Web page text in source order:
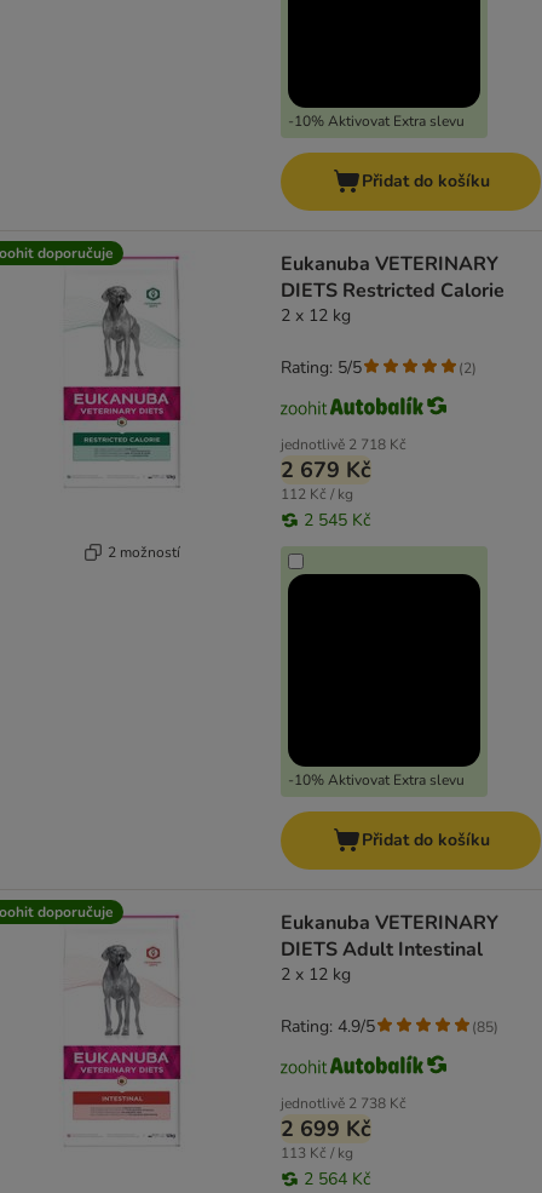
-10% Aktivovat Extra slevu
Přidat do košíku
doporučuje
2 možností
Eukanuba VETERINARY
DIETS Restricted Calorie
2 x 12 kg
jednotlivě 2 718 Kč
2 679 Kč
112 Kč / kg
2 545 Kč
-10% Aktivovat Extra slevu
Rating: 5/5 (2)
Přidat do košíku
doporučuje
Eukanuba VETERINARY
DIETS Adult Intestinal
2 x 12 kg
jednotlivě 2 738 Kč
2 699 Kč
113 Kč / kg
2 564 Kč
Rating: 4.9/5 (85)